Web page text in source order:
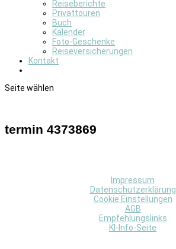
Reiseberichte
Privattouren
Buch
Kalender
Foto-Geschenke
Reiseversicherungen
Kontakt
Seite wählen
termin 4373869
Impressum
Datenschutzerklärung
Cookie Einstellungen
AGB
Empfehlungslinks
KI-Info-Seite